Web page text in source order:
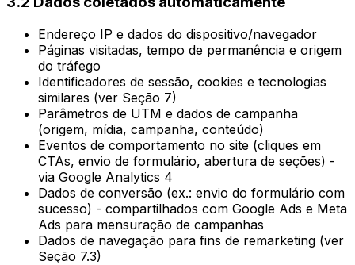
Endereço IP e dados do dispositivo/navegador
Páginas visitadas, tempo de permanência e origem
do tráfego
Identificadores de sessão, cookies e tecnologias
similares (ver Seção 7)
Parâmetros de UTM e dados de campanha
(origem, mídia, campanha, conteúdo)
Eventos de comportamento no site (cliques em
CTAs, envio de formulário, abertura de seções) -
via Google Analytics 4
Dados de conversão (ex.: envio do formulário com
sucesso) - compartilhados com Google Ads e Meta
Ads para mensuração de campanhas
Dados de navegação para fins de remarketing (ver
Seção 7.3)